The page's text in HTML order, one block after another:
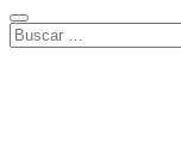
Buscar: